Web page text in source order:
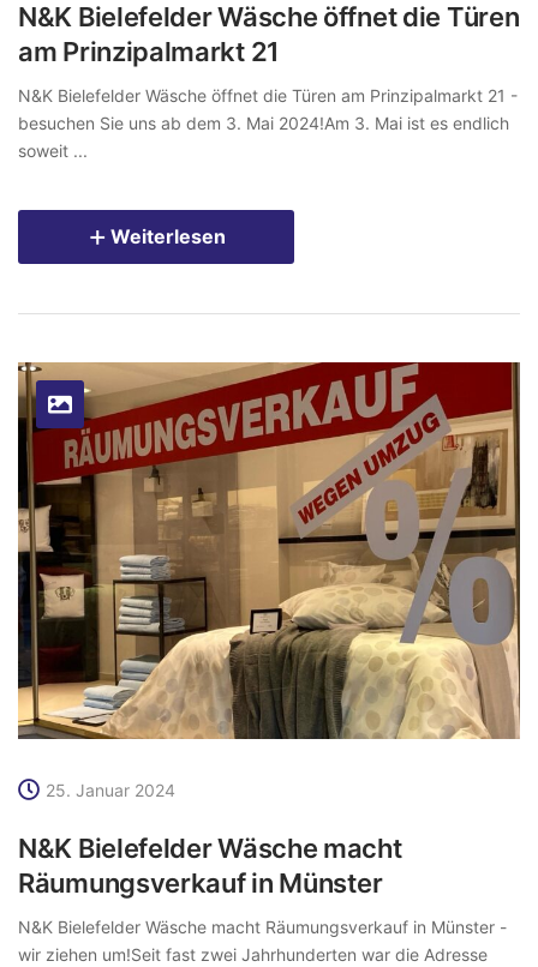
N&K Bielefelder Wäsche öffnet die Türen
am Prinzipalmarkt 21
N&K Bielefelder Wäsche öffnet die Türen am Prinzipalmarkt 21 -
besuchen Sie uns ab dem 3. Mai 2024!Am 3. Mai ist es endlich
soweit ...
Weiterlesen
25. Januar 2024
N&K Bielefelder Wäsche macht
Räumungsverkauf in Münster
N&K Bielefelder Wäsche macht Räumungsverkauf in Münster -
wir ziehen um!Seit fast zwei Jahrhunderten war die Adresse